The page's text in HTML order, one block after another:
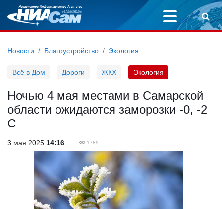
Новости Благоустройство Экология
Всё в Дом Дороги ЖКХ Экология
Ночью 4 мая местами в Самарской
области ожидаются заморозки -0, -2
С
3 мая 2025 14:16 1789